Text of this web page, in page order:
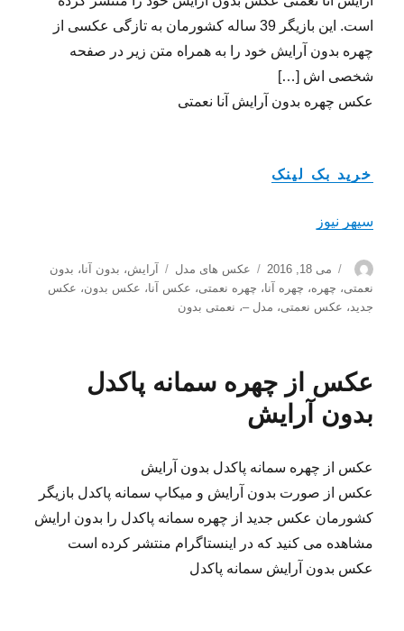
است. این بازیگر 39 ساله کشورمان به تازگی عکسی از
چهره بدون آرایش خود را به همراه متن زیر در صفحه
شخصی اش […]
عکس چهره بدون آرایش آنا نعمتی
خرید بک لینک
سپهر نیوز
نویسنده
ارسال
شده
در
می 18, 2016 دسته‌ها
عکس های مدل برچسب‌ها
آرایش، بدون آنا، بدون
نعمتی، چهره، چهره آنا، چهره نعمتی، عکس آنا، عکس بدون، عکس
جدید ، عکس نعمتی، مدل –، نعمتی بدون
عکس از چهره سمانه پاکدل
بدون آرایش
عکس از چهره سمانه پاکدل بدون آرایش
عکس از صورت بدون آرایش و میکاپ سمانه پاکدل بازیگر
کشورمان عکس جدید از چهره سمانه پاکدل را بدون ارایش
مشاهده می کنید که در اینستاگرام منتشر کرده است
عکس بدون آرایش سمانه پاکدل